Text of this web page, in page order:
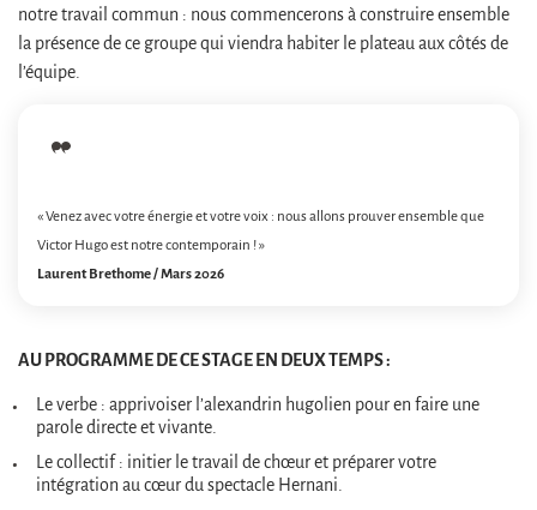
notre travail commun : nous commencerons à construire ensemble
la présence de ce groupe qui viendra habiter le plateau aux côtés de
l’équipe.
« Venez avec votre énergie et votre voix : nous allons prouver ensemble que
Victor Hugo est notre contemporain ! »
Laurent Brethome / Mars 2026
AU PROGRAMME DE CE STAGE EN DEUX TEMPS :
Le verbe : apprivoiser l’alexandrin hugolien pour en faire une
parole directe et vivante.
Le collectif : initier le travail de chœur et préparer votre
intégration au cœur du spectacle Hernani.